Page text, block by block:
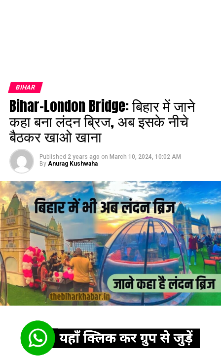
BIHAR
Bihar-London Bridge: बिहार में जाने
कहा बना लंदन ब्रिज, अब इसके नीचे
बैठकर खाओ खाना
Published 2 years ago on March 10, 2024, 10:02 AM
By Anurag Kushwaha